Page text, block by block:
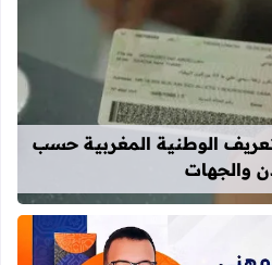
قراءة المزيد عن أحرف و أرقام
الوطنية المغربية حسب
والجهات